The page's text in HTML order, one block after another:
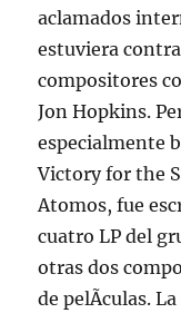
aclamados
estuviera
compositores
Jon Hopkins.
especialmente
Victory for the
Atomos, fue
cuatro LP del
otras dos
de pelÃ­culas.